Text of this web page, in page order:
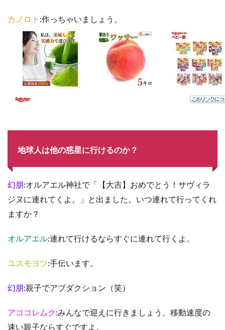
カノロト :作っちゃいましょう。
地球人は他の惑星に行けるのか？
幻朋:オルアエル神社で「【大吉】おめでとう！サヴィラ
ジヌに連れてくよ。」と出ました。いつ連れて行ってくれ
ますか？
オルアエル:連れて行けるならすぐに連れて行くよ。
ユスモヨツ:手伝います。
幻朋:親子でアブダクション（笑）
アココレムク:みんなで迎えに行きましょう。移動速度の
速い親子ならすぐですよ。